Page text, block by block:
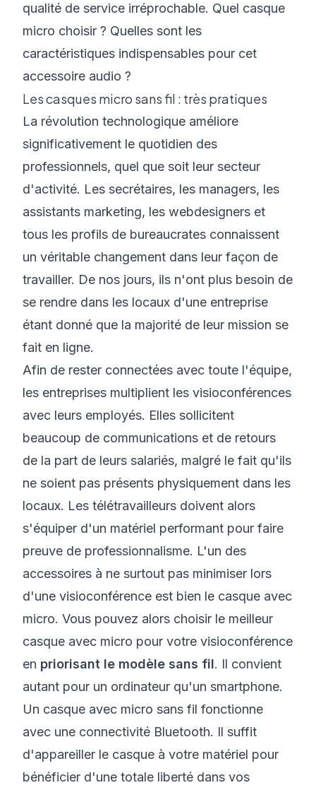
qualité de service irréprochable. Quel casque
micro choisir ? Quelles sont les
caractéristiques indispensables pour cet
accessoire audio ?
Les casques micro sans fil : très pratiques
La révolution technologique améliore
significativement le quotidien des
professionnels, quel que soit leur secteur
d'activité. Les secrétaires, les managers, les
assistants marketing, les webdesigners et
tous les profils de bureaucrates connaissent
un véritable changement dans leur façon de
travailler. De nos jours, ils n'ont plus besoin de
se rendre dans les locaux d'une entreprise
étant donné que la majorité de leur mission se
fait en ligne.
Afin de rester connectées avec toute l'équipe,
les entreprises multiplient les visioconférences
avec leurs employés. Elles sollicitent
beaucoup de communications et de retours
de la part de leurs salariés, malgré le fait qu'ils
ne soient pas présents physiquement dans les
locaux. Les télétravailleurs doivent alors
s'équiper d'un matériel performant pour faire
preuve de professionnalisme. L'un des
accessoires à ne surtout pas minimiser lors
d'une visioconférence est bien le casque avec
micro. Vous pouvez alors choisir le meilleur
casque avec micro pour votre visioconférence
en priorisant le modèle sans fil. Il convient
autant pour un ordinateur qu'un smartphone.
Un casque avec micro sans fil fonctionne
avec une connectivité Bluetooth. Il suffit
d'appareiller le casque à votre matériel pour
bénéficier d'une totale liberté dans vos